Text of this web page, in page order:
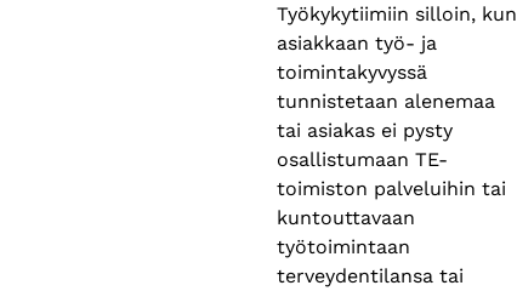
Työkykytiimiin silloin, kun
asiakkaan työ- ja
toimintakyvyssä
tunnistetaan alenemaa
tai asiakas ei pysty
osallistumaan TE-
toimiston palveluihin tai
kuntouttavaan
työtoimintaan
terveydentilansa tai